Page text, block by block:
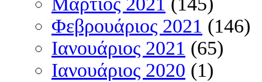
Φεβρουάριος 2021 (146)
Ιανουάριος 2021 (65)
Ιανουάριος 2020 (1)